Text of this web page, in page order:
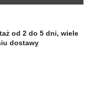
od 2 do 5 dni, wiele
dostawy